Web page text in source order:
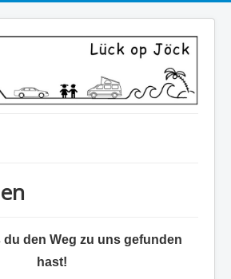
den Weg zu uns gefunden
hast!